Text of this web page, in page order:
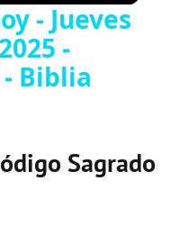
- Jueves
-
- Biblia
Sagrado